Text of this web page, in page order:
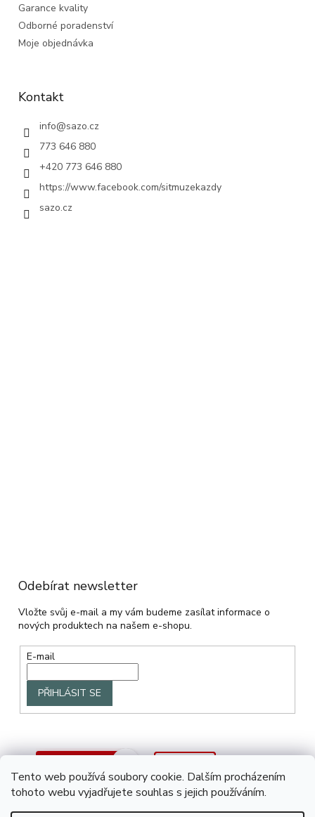
Tento web používá soubory cookie. Dalším procházením
tohoto webu vyjadřujete souhlas s jejich používáním.
Garance kvality
Odborné poradenství
Moje objednávka
Kontakt
info@sazo.cz
773 646 880
+420 773 646 880
https://www.facebook.com/sitmuzekazdy
sazo.cz
Odebírat newsletter
Vložte svůj e-mail a my vám budeme zasílat informace o
nových produktech na našem e-shopu.
E-mail
PŘIHLÁSIT SE